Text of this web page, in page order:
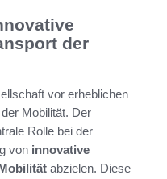
der
vor erheblichen
Mobilität. Der
Rolle bei der
von innovative
abzielen. Diese